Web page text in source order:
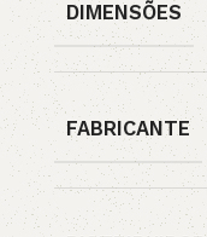
DIMENSÕES
FABRICANTE